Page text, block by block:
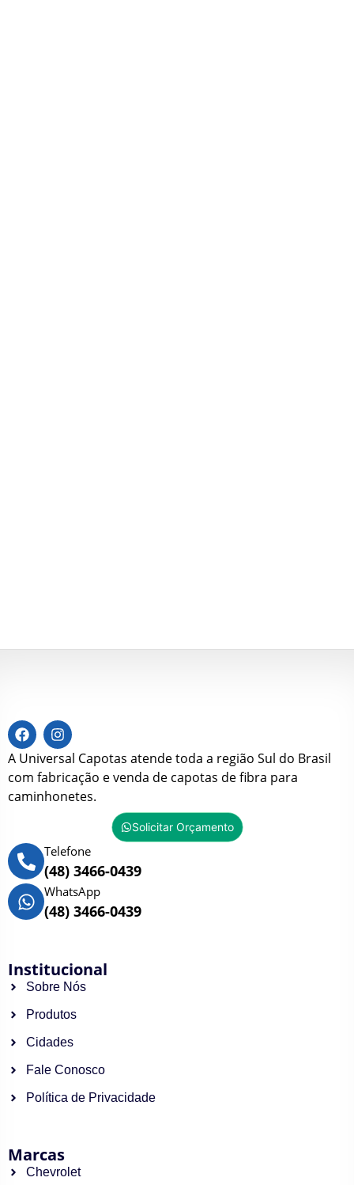
A Universal Capotas atende toda a região Sul do Brasil
com fabricação e venda de capotas de fibra para
caminhonetes.
Solicitar Orçamento
Telefone
(48) 3466-0439
WhatsApp
(48) 3466-0439
Institucional
Sobre Nós
Produtos
Cidades
Fale Conosco
Política de Privacidade
Marcas
Chevrolet